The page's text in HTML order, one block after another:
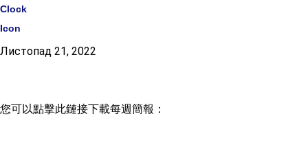
Листопад 21, 2022
您可以點擊此鏈接下載每週簡報：